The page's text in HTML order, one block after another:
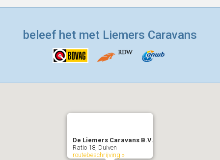
beleef het met Liemers Caravans
De Liemers Caravans B.V.
Ratio 18, Duiven
routebeschrijving »